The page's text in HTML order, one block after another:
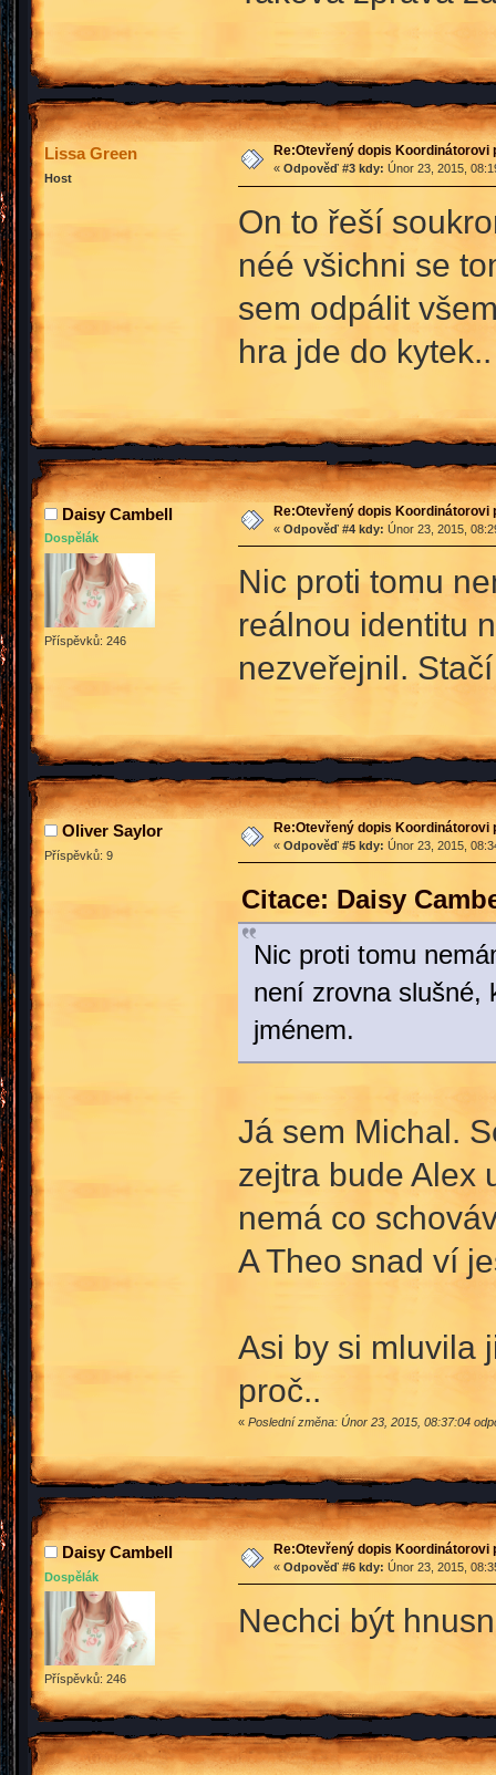
Lissa Green
Host
Re:Otevřený dopis Koordinátorovi
« Odpověď #3 kdy: Únor 23, 2015,
On to řeší
néé všichni se
sem odpálit
hra jde do kytek..
Daisy Cambell
Dospělák
Příspěvků: 246
Re:Otevřený dopis Koordinátorovi
« Odpověď #4 kdy: Únor 23, 2015,
Nic proti tomu
reálnou identitu
nezveřejnil.
Oliver Saylor
Příspěvků: 9
Re:Otevřený dopis Koordinátorovi
« Odpověď #5 kdy: Únor 23, 2015,
Citace: Daisy
Nic proti tomu
není zrovna slušné,
jménem.
Já sem Michal.
zejtra bude Alex
nemá co
A Theo snad ví
Asi by si mluvila
proč..
« Poslední změna: Únor 23, 2015, 08:37:04
Daisy Cambell
Dospělák
Příspěvků: 246
Re:Otevřený dopis Koordinátorovi
« Odpověď #6 kdy: Únor 23, 2015,
Nechci být